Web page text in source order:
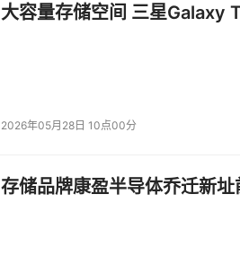
大容量存储空间 三星Galaxy
2026年05月28日 10点00分
存储品牌康盈半导体乔迁新